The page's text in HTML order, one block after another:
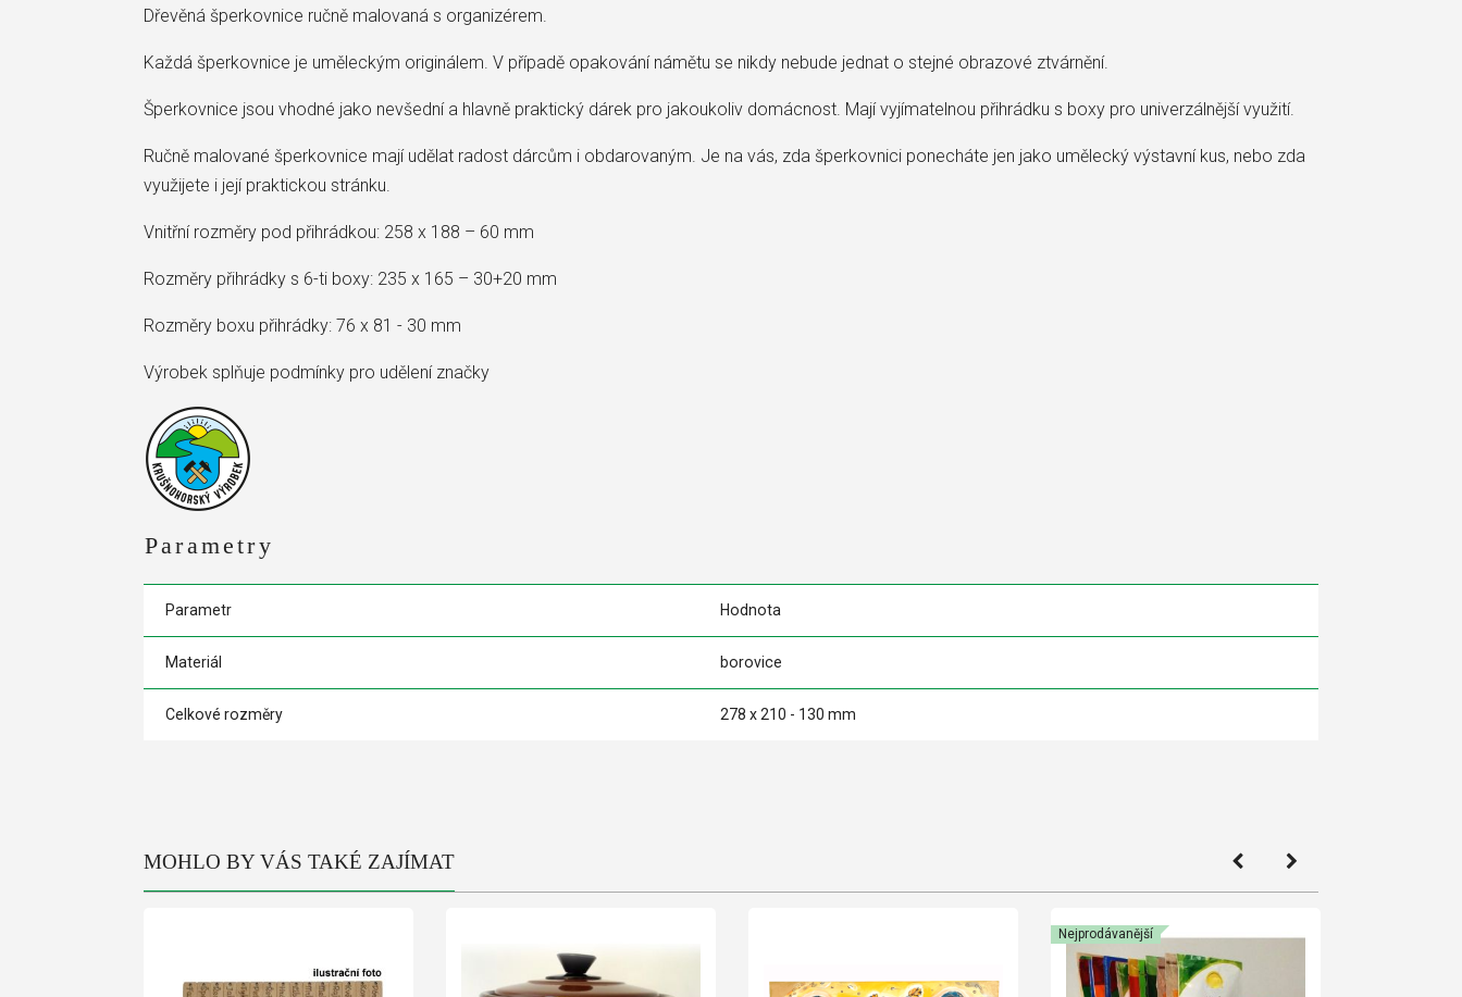
Dřevěná šperkovnice ručně malovaná s organizérem.
Každá šperkovnice je uměleckým originálem. V případě opakování námětu se nikdy nebude jednat o stejné obrazové ztvárnění.
Šperkovnice jsou vhodné jako nevšední a hlavně praktický dárek pro jakoukoliv domácnost. Mají vyjímatelnou přihrádku s boxy pro univerzálnější využití.
Ručně malované šperkovnice mají udělat radost dárcům i obdarovaným. Je na vás, zda šperkovnici ponecháte jen jako umělecký výstavní kus, nebo zda
využijete i její praktickou stránku.
Vnitřní rozměry pod přihrádkou: 258 x 188 – 60 mm
Rozměry přihrádky s 6-ti boxy: 235 x 165 – 30+20 mm
Rozměry boxu přihrádky: 76 x 81 - 30 mm
Výrobek splňuje podmínky pro udělení značky
Parametry
Parametr Hodnota
Materiál borovice
Celkové rozměry 278 x 210 - 130 mm
MOHLO BY VÁS TAKÉ ZAJÍMAT
Nejprodávanější